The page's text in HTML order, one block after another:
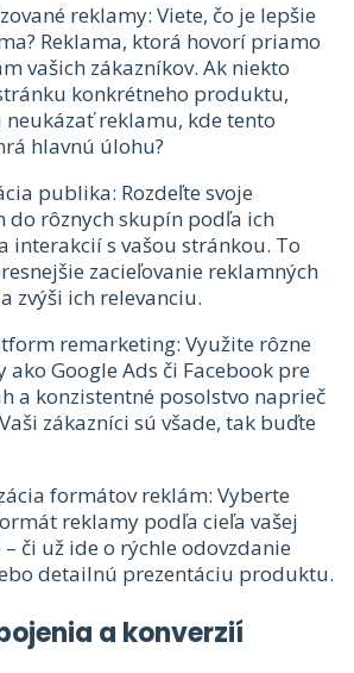
reklamy: Viete, čo je lepšie
Reklama, ktorá hovorí priamo
vašich zákazníkov. Ak niekto
konkrétneho produktu,
neukázať reklamu, kde tento
hlavnú úlohu?
publika: Rozdeľte svoje
rôznych skupín podľa ich
interakcií s vašou stránkou. To
zacieľovanie reklamných
zvýši ich relevanciu.
remarketing: Využite rôzne
Google Ads či Facebook pre
a konzistentné posolstvo naprieč
zákazníci sú všade, tak buďte
formátov reklám: Vyberte
reklamy podľa cieľa vašej
či už ide o rýchle odovzdanie
detailnú prezentáciu produktu.
a konverzií